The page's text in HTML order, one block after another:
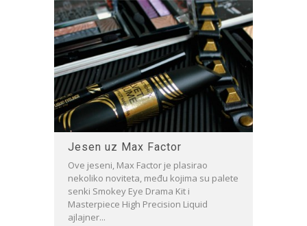
Jesen uz Max Factor
Ove jeseni, Max Factor je plasirao
nekoliko noviteta, među kojima su palete
senki Smokey Eye Drama Kit i
Masterpiece High Precision Liquid
ajlajner...